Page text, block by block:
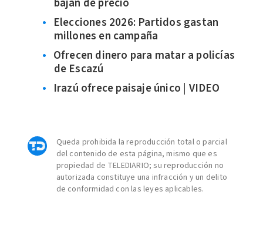
bajan de precio
Elecciones 2026: Partidos gastan
millones en campaña
Ofrecen dinero para matar a policías
de Escazú
Irazú ofrece paisaje único | VIDEO
Queda prohibida la reproducción total o parcial
del contenido de esta página, mismo que es
propiedad de TELEDIARIO; su reproducción no
autorizada constituye una infracción y un delito
de conformidad con las leyes aplicables.